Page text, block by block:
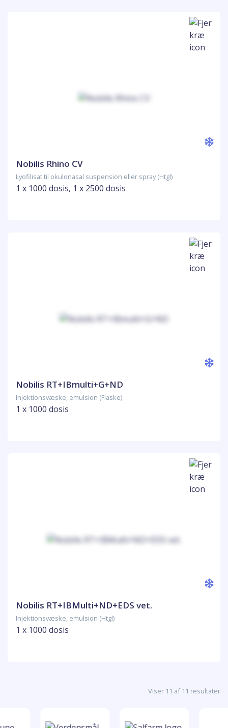
Nobilis Rhino CV
Lyofilisat til okulonasal suspension eller spray (Htgl)
1 x 1000 dosis, 1 x 2500 dosis
Nobilis RT+IBmulti+G+ND
Injektionsvæske, emulsion (Flaske)
1 x 1000 dosis
Nobilis RT+IBMulti+ND+EDS vet.
Injektionsvæske, emulsion (Htgl)
1 x 1000 dosis
Viser 11 af 11 resultater